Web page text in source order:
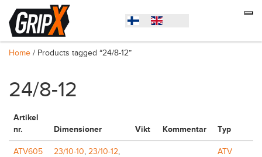
Home / Products tagged “24/8-12”
24/8-12
Artikel
nr.
Dimensioner Vikt Kommentar Typ
ATV605
23/10-10, 23/10-12,
ATV